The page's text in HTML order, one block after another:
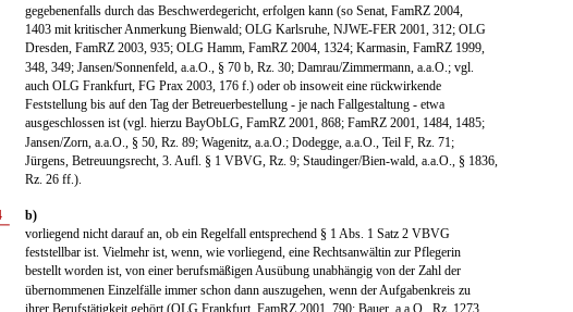
gegebenenfalls durch das Beschwerdegericht, erfolgen kann (so Senat, FamRZ 2004,
1403 mit kritischer Anmerkung Bienwald; OLG Karlsruhe, NJWE-FER 2001, 312; OLG
Dresden, FamRZ 2003, 935; OLG Hamm, FamRZ 2004, 1324; Karmasin, FamRZ 1999,
348, 349; Jansen/Sonnenfeld, a.a.O., § 70 b, Rz. 30; Damrau/Zimmermann, a.a.O.; vgl.
auch OLG Frankfurt, FG Prax 2003, 176 f.) oder ob insoweit eine rückwirkende
Feststellung bis auf den Tag der Betreuerbestellung - je nach Fallgestaltung - etwa
ausgeschlossen ist (vgl. hierzu BayObLG, FamRZ 2001, 868; FamRZ 2001, 1484, 1485;
Jansen/Zorn, a.a.O., § 50, Rz. 89; Wagenitz, a.a.O.; Dodegge, a.a.O., Teil F, Rz. 71;
Jürgens, Betreuungsrecht, 3. Aufl. § 1 VBVG, Rz. 9; Staudinger/Bien-wald, a.a.O., § 1836,
Rz. 26 ff.).
b)
vorliegend nicht darauf an, ob ein Regelfall entsprechend § 1 Abs. 1 Satz 2 VBVG
feststellbar ist. Vielmehr ist, wenn, wie vorliegend, eine Rechtsanwältin zur Pflegerin
bestellt worden ist, von einer berufsmäßigen Ausübung unabhängig von der Zahl der
übernommenen Einzelfälle immer schon dann auszugehen, wenn der Aufgabenkreis zu
ihrer Berufstätigkeit gehört (OLG Frankfurt, FamRZ 2001, 790; Bauer, a.a.O., Rz. 1273,